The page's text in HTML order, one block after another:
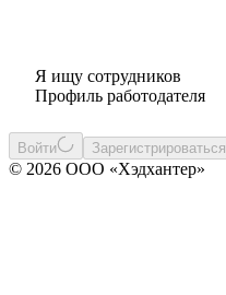
Я ищу сотрудников
Профиль работодателя
Войти Зарегистрироваться
© 2026 ООО «Хэдхантер»